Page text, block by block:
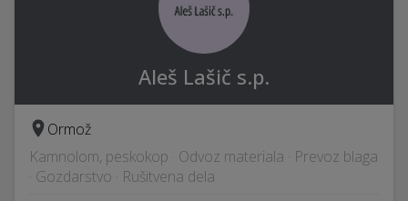
Aleš Lašič s.p.
Ormož
Kamnolom, peskokop · Odvoz materiala · Prevoz blaga
· Gozdarstvo · Rušitvena dela